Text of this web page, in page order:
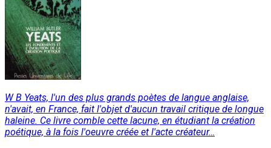
W B Yeats, l'un des plus grands poètes de langue anglaise,
n'avait, en France, fait l'objet d'aucun travail critique de longue
haleine. Ce livre comble cette lacune, en étudiant la création
poétique, à la fois l'oeuvre créée et l'acte créateur…